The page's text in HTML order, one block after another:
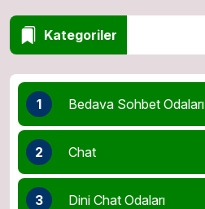
Kategoriler
1 Bedava Sohbet Odaları
2 Chat
3 Dini Chat Odaları